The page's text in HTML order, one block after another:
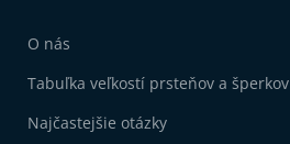
O nás
Tabuľka veľkostí prsteňov a šperkov
Najčastejšie otázky